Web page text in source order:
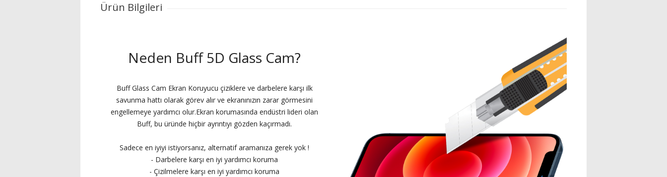
Ürün Bilgileri
Neden Buff 5D Glass Cam?
Buff Glass Cam Ekran Koruyucu çiziklere ve darbelere karşı ilk
savunma hattı olarak görev alır ve ekranınızın zarar görmesini
engellemeye yardımcı olur.Ekran korumasında endüstri lideri olan
Buff, bu üründe hiçbir ayrıntıyı gözden kaçırmadı.
Sadece en iyiyi istiyorsanız, alternatif aramanıza gerek yok !
- Darbelere karşı en iyi yardımcı koruma
- Çizilmelere karşı en iyi yardımcı koruma